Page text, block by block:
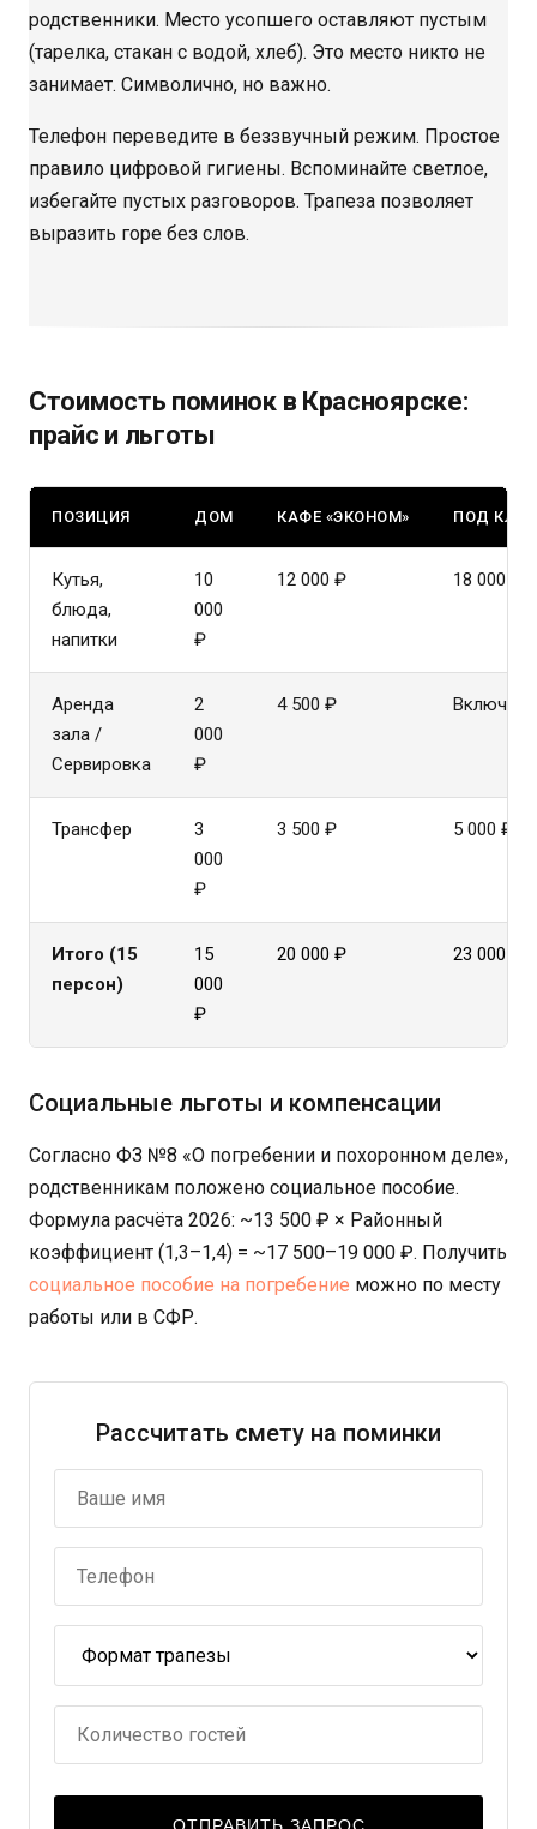
родственники. Место усопшего оставляют пустым
(тарелка, стакан с водой, хлеб). Это место никто не
занимает. Символично, но важно.
Телефон переведите в беззвучный режим. Простое
правило цифровой гигиены. Вспоминайте светлое,
избегайте пустых разговоров. Трапеза позволяет
выразить горе без слов.
Стоимость поминок в Красноярске:
прайс и льготы
ПОЗИЦИЯ ДОМ КАФЕ «ЭКОНОМ» ПОД
Кутья,
блюда,
напитки
10
000
₽
12 000 ₽ 18 000 ₽
Аренда
зала /
Сервировка
2
000
₽
4 500 ₽ Включено
Трансфер
3
000
₽
3 500 ₽ 5 000 ₽
Итого (15
персон)
15
000
₽
20 000 ₽ 23 000 ₽
Социальные льготы и компенсации
Согласно ФЗ №8 «О погребении и похоронном деле»,
родственникам положено социальное пособие.
Формула расчёта 2026: ~13 500 ₽ × Районный
коэффициент (1,3–1,4) = ~17 500–19 000 ₽. Получить
социальное пособие на погребение можно по месту
работы или в СФР.
Рассчитать смету на поминки